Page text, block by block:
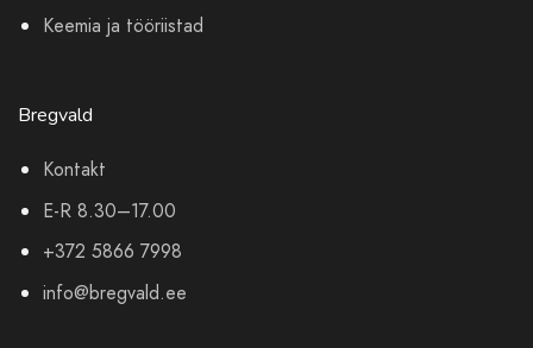
Keemia ja tööriistad
Bregvald
Kontakt
E-R 8.30–17.00
+372 5866 7998
info@bregvald.ee